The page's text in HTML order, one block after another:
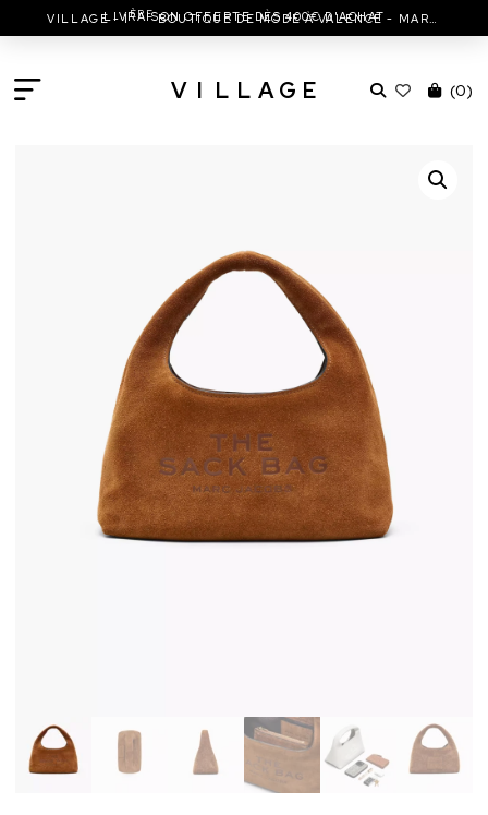
VILLAGE - 1ÈREBOUTIQUE DE MODE À VALENCE - MARC JACOBS - ISABEL MARANT & MORE
LIVRAISON OFFERTE DÈS 400€ D'ACHAT
V I L L A G E (0)